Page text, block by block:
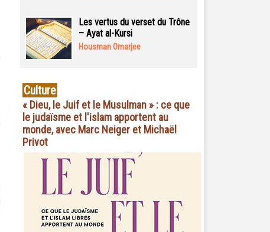
Les vertus du verset du Trône
– Ayat al-Kursi
Housman Omarjee
Culture
« Dieu, le Juif et le Musulman » : ce que
le judaïsme et l'islam apportent au
monde, avec Marc Neiger et Michaël
Privot